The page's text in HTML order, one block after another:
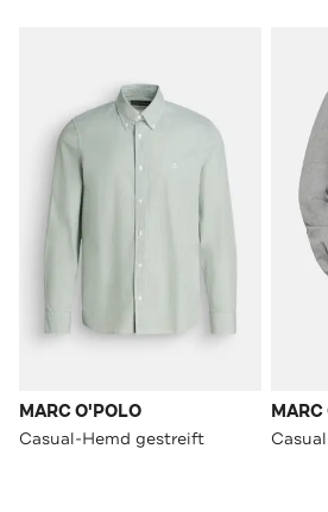
MARC O'POLO
Casual-Hemd gestreift
MARC